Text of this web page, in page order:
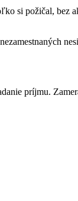
si požičal, bez
príjmu.